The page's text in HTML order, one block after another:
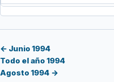
18 de julio de 1994 $11.128,96
← Junio 1994
Todo el año 1994
Agosto 1994 →